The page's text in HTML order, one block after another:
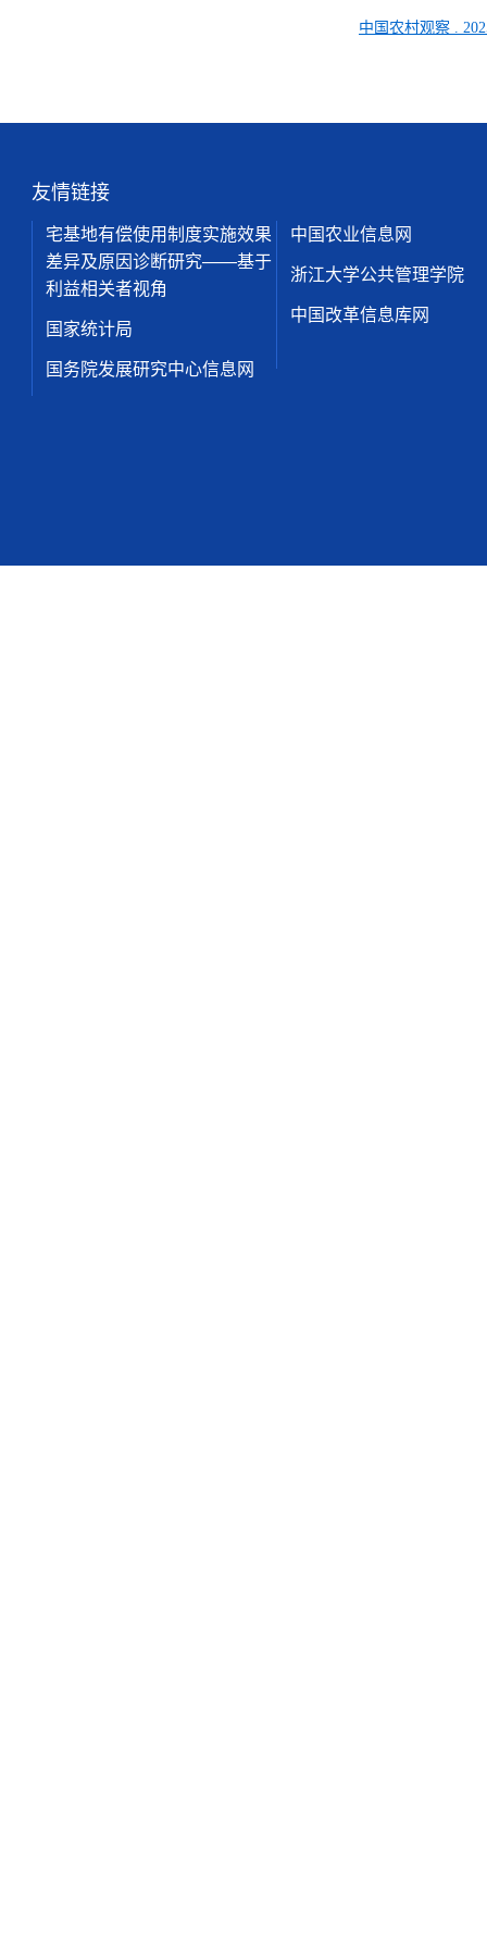
中国农村观察 .
友情链接
宅基地有偿使用制度实施效果
差异及原因诊断研究——基于
利益相关者视角
国家统计局
国务院发展研究中心信息网
中国农业信息网
浙江大学公共管理学院
中国改革信息库网